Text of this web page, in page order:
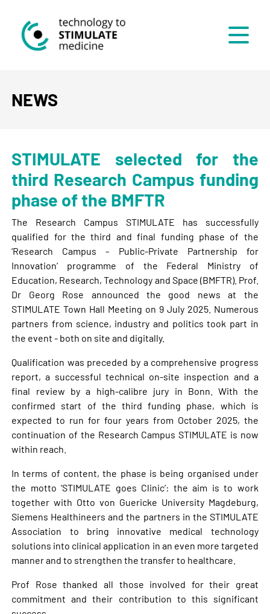
Menü
NEWS
STIMULATE selected for the
third Research Campus funding
phase of the BMFTR
The Research Campus STIMULATE has successfully
qualified for the third and final funding phase of the
‘Research Campus - Public-Private Partnership for
Innovation’ programme of the Federal Ministry of
Education, Research, Technology and Space (BMFTR). Prof.
Dr Georg Rose announced the good news at the
STIMULATE Town Hall Meeting on 9 July 2025. Numerous
partners from science, industry and politics took part in
the event - both on site and digitally.
Qualification was preceded by a comprehensive progress
report, a successful technical on-site inspection and a
final review by a high-calibre jury in Bonn. With the
confirmed start of the third funding phase, which is
expected to run for four years from October 2025, the
continuation of the Research Campus STIMULATE is now
within reach.
In terms of content, the phase is being organised under
the motto ‘STIMULATE goes Clinic’: the aim is to work
together with Otto von Guericke University Magdeburg,
Siemens Healthineers and the partners in the STIMULATE
Association to bring innovative medical technology
solutions into clinical application in an even more targeted
manner and to strengthen the transfer to healthcare.
Prof Rose thanked all those involved for their great
commitment and their contribution to this significant